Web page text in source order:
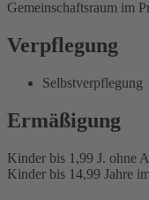
Gemeinschaftsraum im
Verpflegung
Selbstverpflegung
Ermäßigung
Kinder bis 1,99 J. ohne
Kinder bis 14,99 Jahre